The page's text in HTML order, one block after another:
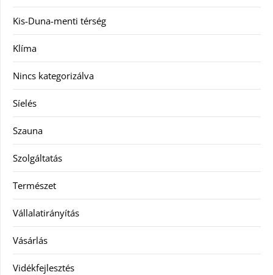
Kis-Duna-menti térség
Klíma
Nincs kategorizálva
Síelés
Szauna
Szolgáltatás
Természet
Vállalatirányítás
Vásárlás
Vidékfejlesztés